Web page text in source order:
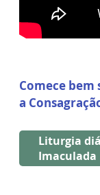
Comece bem
a
Liturgia
Imaculada